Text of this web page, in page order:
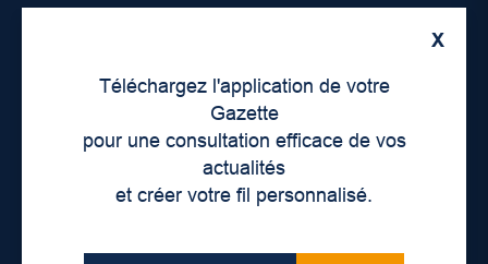
X
Téléchargez l'application de votre
Gazette
pour une consultation efficace de vos
actualités
et créer votre fil personnalisé.
Déontologie et confidentialité